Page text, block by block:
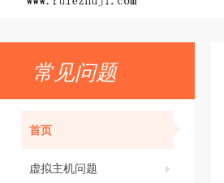
常见问题
首页
虚拟主机问题